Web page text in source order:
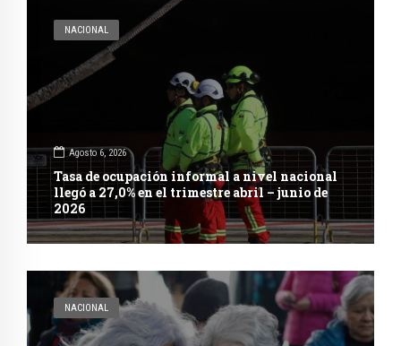
NACIONAL
Agosto 6, 2026
Tasa de ocupación informal a nivel nacional
llegó a 27,0% en el trimestre abril – junio de
2026
NACIONAL